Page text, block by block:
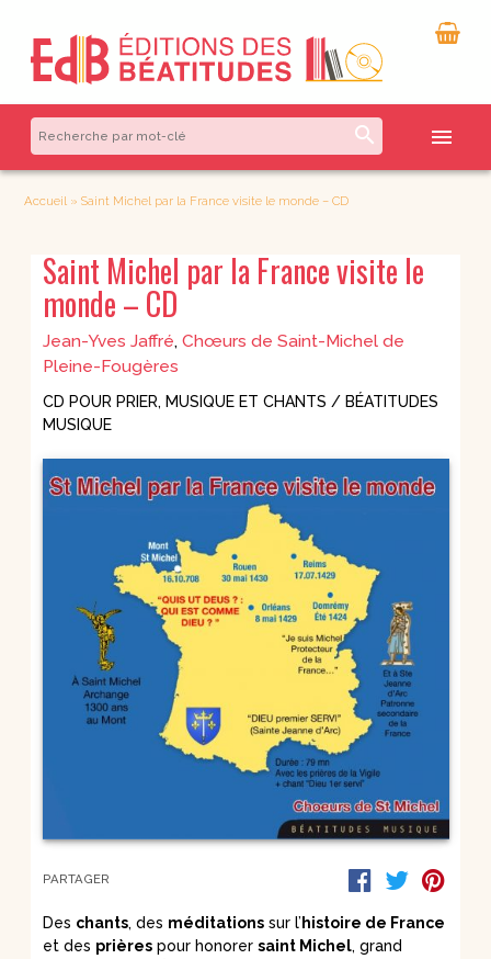
search menu
Accueil» Saint Michel par la France visite le monde – CD
Saint Michel par la France visite le
monde – CD
Jean-Yves Jaffré, Chœurs de Saint-Michel de
Pleine-Fougères
CD POUR PRIER, MUSIQUE ET CHANTS / BÉATITUDES
MUSIQUE
PARTAGER
Des chants, des méditationssur l’ histoire de France
et des prièrespour honorer saint Michel, grand